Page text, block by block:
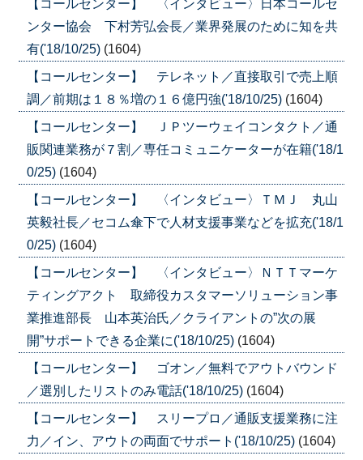
【コールセンター】 〈インタビュー〉日本コールセ
ンター協会 下村芳弘会長／業界発展のために知を共
有('18/10/25) (1604)
【コールセンター】 テレネット／直接取引で売上順
調／前期は１８％増の１６億円強('18/10/25) (1604)
【コールセンター】 ＪＰツーウェイコンタクト／通
販関連業務が７割／専任コミュニケーターが在籍('18/1
0/25) (1604)
【コールセンター】 〈インタビュー〉ＴＭＪ 丸山
英毅社長／セコム傘下で人材支援事業などを拡充('18/1
0/25) (1604)
【コールセンター】 〈インタビュー〉ＮＴＴマーケ
ティングアクト 取締役カスタマーソリューション事
業推進部長 山本英治氏／クライアントの”次の展
開”サポートできる企業に('18/10/25) (1604)
【コールセンター】 ゴオン／無料でアウトバウンド
／選別したリストのみ電話('18/10/25) (1604)
【コールセンター】 スリープロ／通販支援業務に注
力／イン、アウトの両面でサポート('18/10/25) (1604)